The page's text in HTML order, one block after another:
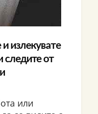
излекувате
следите от
или